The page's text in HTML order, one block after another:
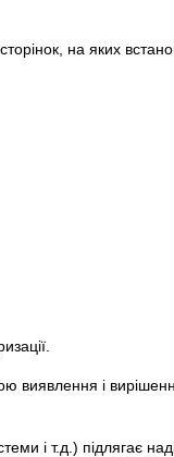
на яких
виявлення і
і т.д.) підлягає